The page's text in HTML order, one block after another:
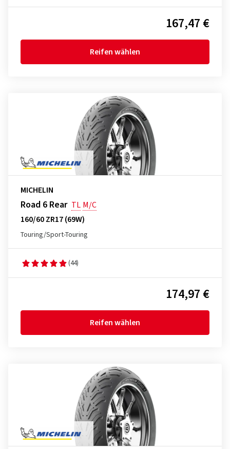
167,47 €
Reifen wählen
MICHELIN
Road 6 Rear TL M/C
160/60 ZR17 (69W)
Touring/Sport-Touring
(44)
174,97 €
Reifen wählen